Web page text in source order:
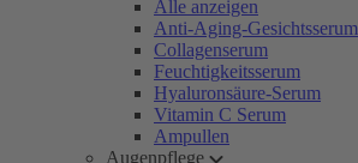
Alle anzeigen
Anti-Aging-Gesichtsserum
Collagenserum
Feuchtigkeitsserum
Hyaluronsäure-Serum
Vitamin C Serum
Ampullen
Augenpflege